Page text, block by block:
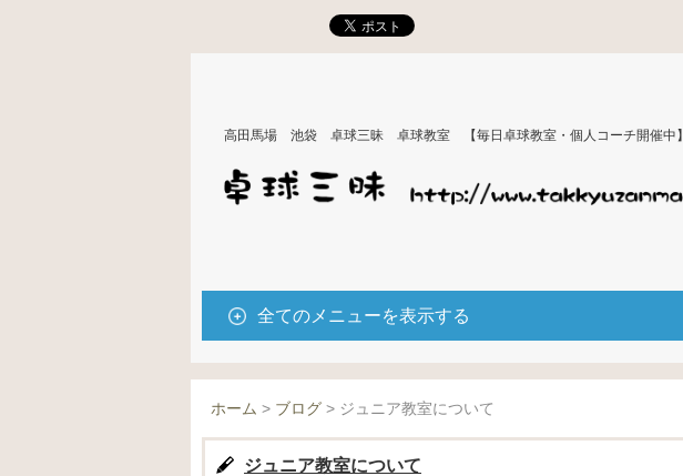
高田馬場 池袋 卓球三昧 卓球教室 【毎日卓球教室・個人コーチ開催中】
全てのメニューを表示する
ホーム > ブログ > ジュニア教室について
ジュニア教室について